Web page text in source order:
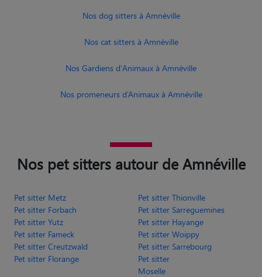
Nos dog sitters à Amnéville
Nos cat sitters à Amnéville
Nos Gardiens d'Animaux à Amnéville
Nos promeneurs d’Animaux à Amnéville
Nos pet sitters autour de Amnéville
Pet sitter Metz
Pet sitter Thionville
Pet sitter Forbach
Pet sitter Sarreguemines
Pet sitter Yutz
Pet sitter Hayange
Pet sitter Fameck
Pet sitter Woippy
Pet sitter Creutzwald
Pet sitter Sarrebourg
Pet sitter Florange
Pet sitter
Moselle